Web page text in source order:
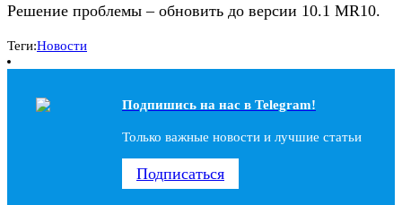
Решение проблемы – обновить до версии 10.1 MR10.
Теги:Новости
Подпишись на наc в Telegram!
Только важные новости и лучшие статьи
Подписаться